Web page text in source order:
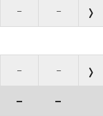
– –
– –
– –